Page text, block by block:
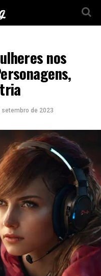
nos
setembro de 2023